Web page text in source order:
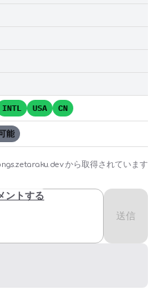
INTL USA CN
能
から取得されています
送信
ントする